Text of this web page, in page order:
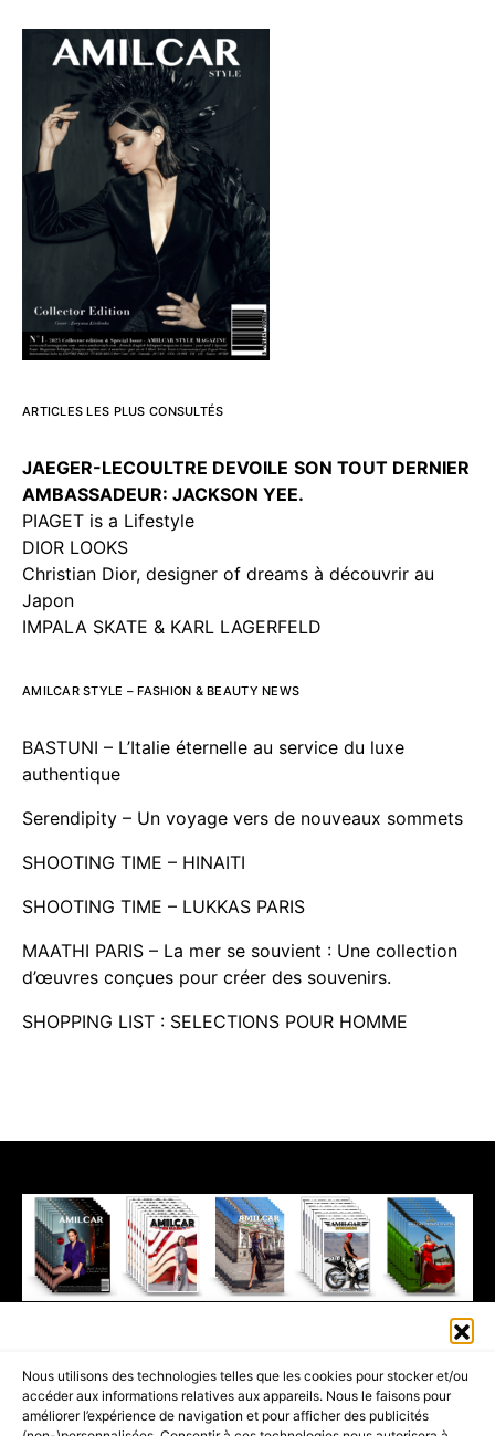
Nous utilisons des technologies telles que les cookies pour stocker et/ou
accéder aux informations relatives aux appareils. Nous le faisons pour
améliorer l’expérience de navigation et pour afficher des publicités
ARTICLES LES PLUS CONSULTÉS
JAEGER-LECOULTRE DEVOILE SON TOUT DERNIER
AMBASSADEUR: JACKSON YEE.
PIAGET is a Lifestyle
DIOR LOOKS
Christian Dior, designer of dreams à découvrir au
Japon
IMPALA SKATE & KARL LAGERFELD
AMILCAR STYLE – FASHION & BEAUTY NEWS
BASTUNI – L’Italie éternelle au service du luxe
authentique
Serendipity – Un voyage vers de nouveaux sommets
SHOOTING TIME – HINAITI
SHOOTING TIME – LUKKAS PARIS
MAATHI PARIS – La mer se souvient : Une collection
d’œuvres conçues pour créer des souvenirs.
SHOPPING LIST : SELECTIONS POUR HOMME
PART OF THEAMILCAR MAGAZINE GROUP.EDITOR - ADVERTISING
AGENCE MEDIANE.